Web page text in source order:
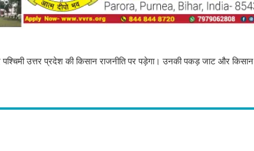
उत्तर प्रदेश की किसान राजनीति पर पड़ेगा। उनकी पकड़ जाट और किसान